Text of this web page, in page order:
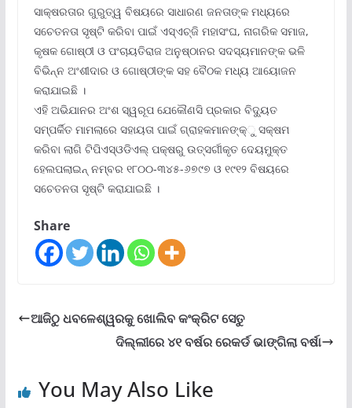
ସାକ୍ଷରତାର ଗୁରୁତ୍ୱ ବିଷୟରେ ସାଧାରଣ ଜନତାଙ୍କ ମଧ୍ୟରେ
ସଚେତନତା ସୃଷ୍ଟି କରିବା ପାଇଁ ଏସ୍‌ଏଚ୍‌ଜି ମହାସଂଘ, ନାଗରିକ ସମାଜ,
କୃଷକ ଗୋଷ୍ଠୀ ଓ ପଂଚାୟତିରାଜ ଅନୁଷ୍ଠାନର ସଦସ୍ୟମାନଙ୍କ ଭଳି
ବିଭିନ୍ନ ଅଂଶୀଦାର ଓ ଗୋଷ୍ଠୀଙ୍କ ସହ ବୈଠକ ମଧ୍ୟ ଆୟୋଜନ
କରାଯାଇଛି ।
ଏହି ଅଭିଯାନର ଅଂଶ ସ୍ୱରୂପ ଯେକୌଣସି ପ୍ରକାର ବିଦ୍ୟୁତ
ସମ୍ପର୍କିତ ମାମଲାରେ ସହାୟତା ପାଇଁ ଗ୍ରାହକମାନଙ୍କ୍‌ୁ ସକ୍ଷମ
କରିବା ଲାଗି ଟିପିଏସ୍‌ଓଡିଏଲ୍ ପକ୍ଷରୁ ଉତ୍ସର୍ଗୀକୃତ ଦେୟମୁକ୍ତ
ହେଲପଲାଇନ୍ ନମ୍ବର ୧୮୦୦-୩୪୫-୬୭୯୭ ଓ ୧୯୧୨ ବିଷୟରେ
ସଚେତନତା ସୃଷ୍ଟି କରାଯାଇଛି ।
Share
ଆଜିଠୁ ଧବଳେଶ୍ୱରକୁ ଖୋଲିବ କଂକ୍ରିଟ ସେତୁ
ଦିଲ୍ଲୀରେ ୪୧ ବର୍ଷର ରେକର୍ଡ ଭାଙ୍ଗିଲା ବର୍ଷା
You May Also Like